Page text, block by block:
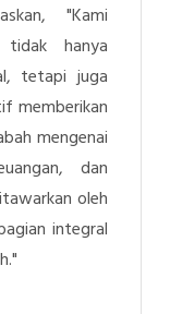
"Kami
hanya
tetapi juga
memberikan
mengenai
dan
oleh
integral